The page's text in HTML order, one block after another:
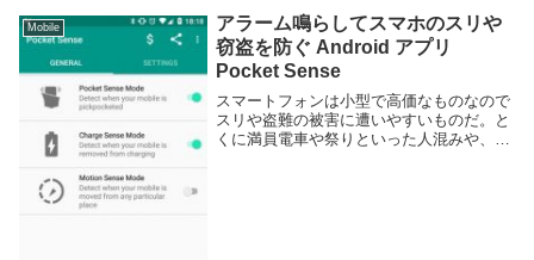
Mobile
アラーム鳴らしてスマホのスリや
窃盗を防ぐ Android アプリ
Pocket Sense
スマートフォンは小型で高価なものなので
スリや盗難の被害に遭いやすいものだ。と
くに満員電車や祭りといった人混みや、治